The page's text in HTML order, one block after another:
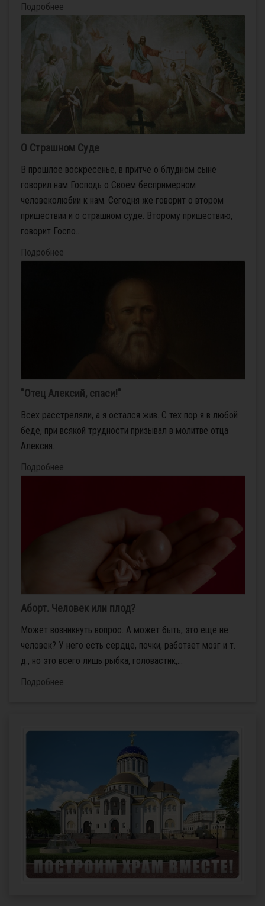
Подробнее
О Страшном Суде
В прошлое воскресенье, в притче о блудном сыне
говорил нам Господь о Своем беспримерном
человеколюбии к нам. Сегодня же говорит о втором
пришествии и о страшном суде. Второму пришествию,
говорит Госпо...
Подробнее
"Отец Алексий, спаси!"
Всех расстреляли, а я остался жив. С тех пор я в любой
беде, при всякой трудности призывал в молитве отца
Алексия.
Подробнее
Аборт. Человек или плод?
Может возникнуть вопрос. А может быть, это еще не
человек? У него есть сердце, почки, работает мозг и т.
д., но это всего лишь рыбка, головастик,...
Подробнее